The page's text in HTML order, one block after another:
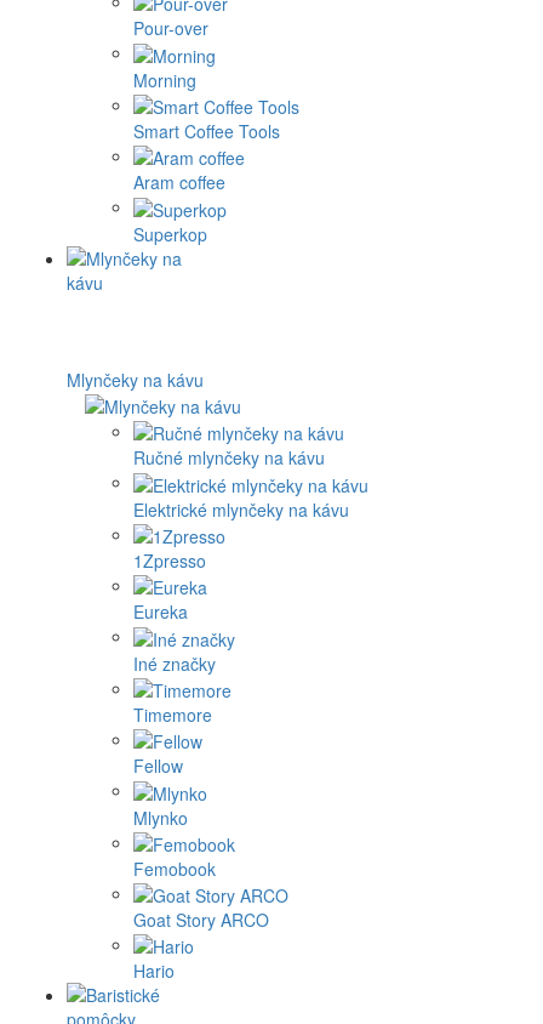
Pour-over
Morning
Smart Coffee Tools
Aram coffee
Superkop
Mlynčeky na kávu
Ručné mlynčeky na kávu
Elektrické mlynčeky na kávu
1Zpresso
Eureka
Iné značky
Timemore
Fellow
Mlynko
Femobook
Goat Story ARCO
Hario